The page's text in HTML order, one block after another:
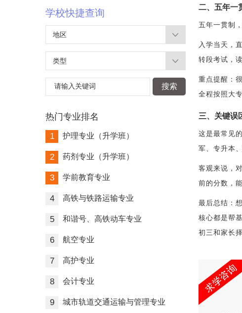
学校快捷查询
地区
类型
请输入关键词 搜索
热门专业排名
1 护理专业（升学班）
2 药剂专业（升学班）
3 学前教育专业
4 高铁与铁路运输专业
5 和谐号、高铁动车专业
6 航空专业
7 高护专业
8 会计专业
9 城市轨道交通运输与管理专业
二、五年一
五年一贯制
入学当天，
转段考试，
重点提醒：
全程按照大
三、关键误
这是最常见
军、专升本
客观来说，
前的分数，
最后总结：
核心都是帮
初三和家长